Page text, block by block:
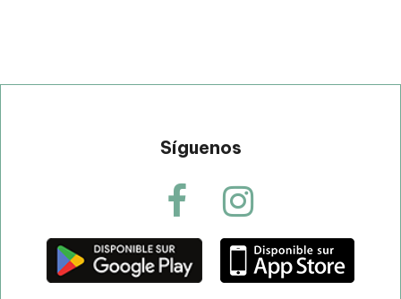
Síguenos